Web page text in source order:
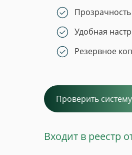
Удобная
Резервное
Проверить
Входит в реестр